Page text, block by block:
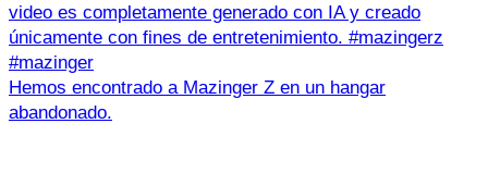
Hemos encontrado a Mazinger Z en un hangar
abandonado.